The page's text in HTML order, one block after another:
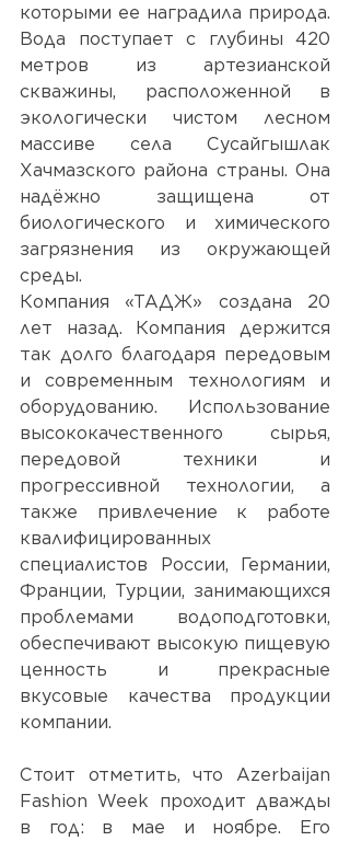
которыми ее наградила природа.
Вода поступает с глубины 420
метров из артезианской
скважины, расположенной в
экологически чистом лесном
массиве села Сусайгышлак
Хачмазского района страны. Она
надёжно защищена от
биологического и химического
загрязнения из окружающей
среды.
Компания «ТАДЖ» создана 20
лет назад. Компания держится
так долго благодаря передовым
и современным технологиям и
оборудованию. Использование
высококачественного сырья,
передовой техники и
прогрессивной технологии, а
также привлечение к работе
квалифицированных
специалистов России, Германии,
Франции, Турции, занимающихся
проблемами водоподготовки,
обеспечивают высокую пищевую
ценность и прекрасные
вкусовые качества продукции
компании.
Стоит отметить, что Azerbaijan
Fashion Week проходит дважды
в год: в мае и ноябре. Его